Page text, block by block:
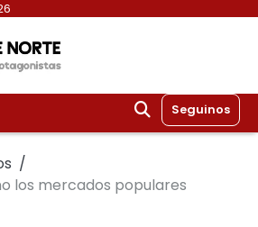
Seguinos
los mercados populares